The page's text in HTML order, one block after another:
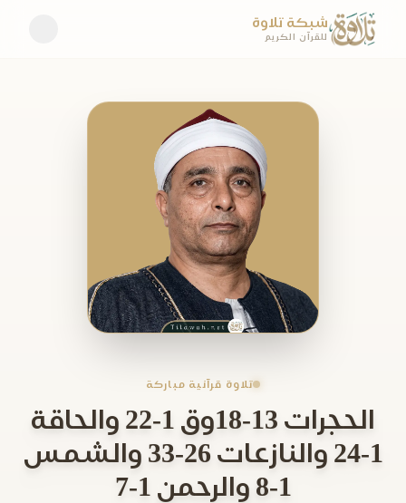
شبكة تلاوة
للقرآن الكريم
تلاوة قرآنية مباركة
الحجرات 13-18وق 1-22 والحاقة
1-24 والنازعات 26-33 والشمس
1-8 والرحمن 1-7